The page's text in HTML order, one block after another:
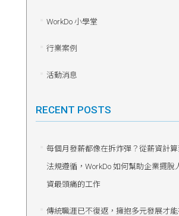
WorkDo 小學堂
行業案例
活動消息
RECENT POSTS
每個月發薪都像在拆炸彈？從薪資計算
法規遵循，WorkDo 如何幫助企業擺脫
資最頭痛的工作
傳統職涯已不復返，擁抱多元發展才能